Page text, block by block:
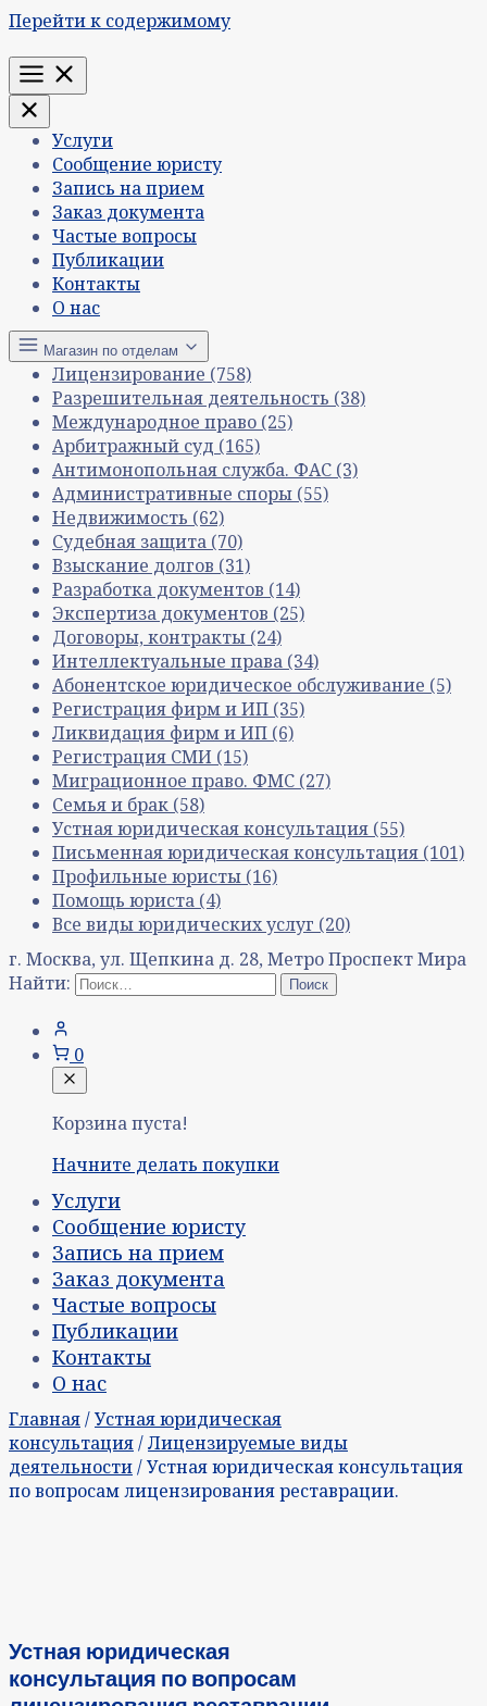
Перейти к содержимому
Меню
Услуги
Сообщение юристу
Запись на прием
Заказ документа
Частые вопросы
Публикации
Контакты
О нас
Магазин по отделам
Лицензирование (758)
Разрешительная деятельность (38)
Международное право (25)
Арбитражный суд (165)
Антимонопольная служба. ФАС (3)
Административные споры (55)
Недвижимость (62)
Судебная защита (70)
Взыскание долгов (31)
Разработка документов (14)
Экспертиза документов (25)
Договоры, контракты (24)
Интеллектуальные права (34)
Абонентское юридическое обслуживание (5)
Регистрация фирм и ИП (35)
Ликвидация фирм и ИП (6)
Регистрация СМИ (15)
Миграционное право. ФМС (27)
Семья и брак (58)
Устная юридическая консультация (55)
Письменная юридическая консультация (101)
Профильные юристы (16)
Помощь юриста (4)
Все виды юридических услуг (20)
г. Москва, ул. Щепкина д. 28, Метро Проспект Мира
Найти:
0
Корзина пуста!
Начните делать покупки
Услуги
Сообщение юристу
Запись на прием
Заказ документа
Частые вопросы
Публикации
Контакты
О нас
Главная/Устная юридическая
консультация/Лицензируемые виды
деятельности/ Устная юридическая консультация
по вопросам лицензирования реставрации.
Устная юридическая
консультация по вопросам